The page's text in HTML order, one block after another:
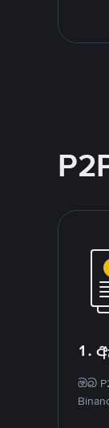
1.
ඔබ